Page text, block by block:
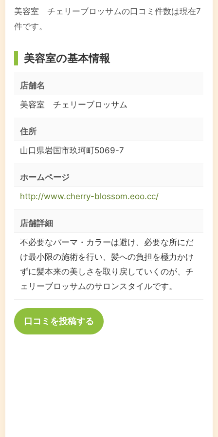
美容室 チェリーブロッサムの口コミ件数は現在7
件です。
美容室の基本情報
店舗名
美容室 チェリーブロッサム
住所
山口県岩国市玖珂町5069-7
ホームページ
http://www.cherry-blossom.eoo.cc/
店舗詳細
不必要なパーマ・カラーは避け、必要な所にだ
け最小限の施術を行い、髪への負担を極力かけ
ずに髪本来の美しさを取り戻していくのが、チ
ェリーブロッサムのサロンスタイルです。
口コミを投稿する